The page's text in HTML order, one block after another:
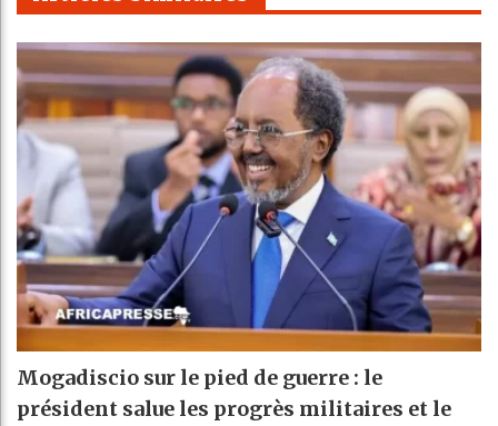
Mogadiscio sur le pied de guerre : le
président salue les progrès militaires et le